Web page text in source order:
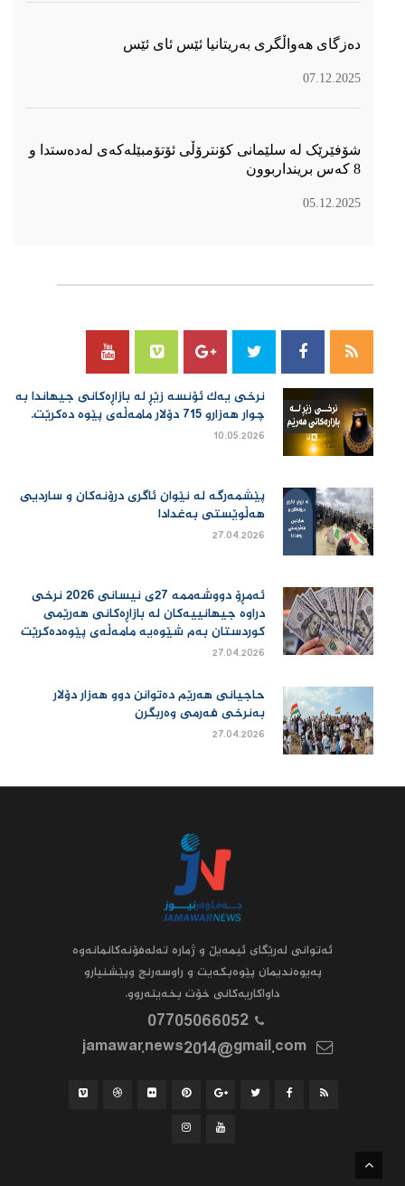
دەزگای هەواڵگری بەریتانیا ئێس ئای ئێس
07.12.2025
شۆفێرێک لە سلێمانی کۆنترۆڵی ئۆتۆمبێلەکەی لەدەستدا و
8 کەس برینداربوون
05.12.2025
نرخی یەك ئۆنسە زێڕ لە بازاڕەكانی جیهاندا بە
چوار هەزارو 715 دۆلار مامەڵەی پێوە دەكرێت.
10.05.2026
پێشمەرگە لە نێوان ئاگری درۆنەکان و ساردیی
هەڵوێستی بەغدادا
27.04.2026
ئەمڕۆ دووشەممە 27ی نیسانی 2026 نرخی
دراوە جیهانییەكان لە بازاڕەكانی هەرێمی
كوردستان بەم شێوەیە مامەڵەی پێوەدەكرێت
27.04.2026
حاجیانی هەرێم دەتوانن دوو هەزار دۆلار
بەنرخی فەرمی وەربگرن
27.04.2026
ئه‌توانى له‌رێگاى ئیمه‌یڵ و ژماره‌ ته‌له‌فۆنه‌کانمانه‌وه‌
په‌یوه‌ندیمان پێوه‌بکه‌یت و راوسه‌رنج وپێشنیارو
داواکاریه‌کانى خۆت بخه‌یته‌روو.
07705066052
jamawar.news2014@gmail.com